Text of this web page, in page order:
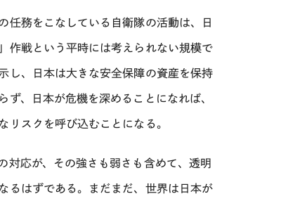
任務をこなしている自衛隊の活動は、日
作戦という平時には考えられない規模で
し、日本は大きな安全保障の資産を保持
、日本が危機を深めることになれば、
リスクを呼び込むことになる。
対応が、その強さも弱さも含めて、透明
るはずである。まだまだ、世界は日本が